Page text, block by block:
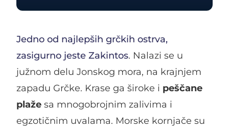
Jedno od najlepših grčkih ostrva,
zasigurno jeste Zakintos. Nalazi se u
južnom delu Jonskog mora, na krajnjem
zapadu Grčke. Krase ga široke i peščane
plaže sa mnogobrojnim zalivima i
egzotičnim uvalama. Morske kornjače su